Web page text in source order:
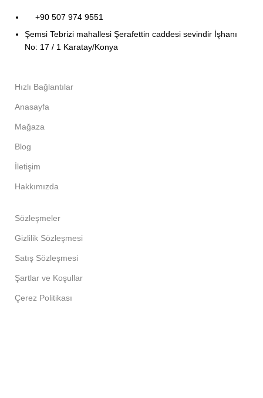
+90 507 974 9551
Şemsi Tebrizi mahallesi Şerafettin caddesi sevindir İşhanı
No: 17 / 1 Karatay/Konya
Hızlı Bağlantılar
Anasayfa
Mağaza
Blog
İletişim
Hakkımızda
Sözleşmeler
Gizlilik Sözleşmesi
Satış Sözleşmesi
Şartlar ve Koşullar
Çerez Politikası